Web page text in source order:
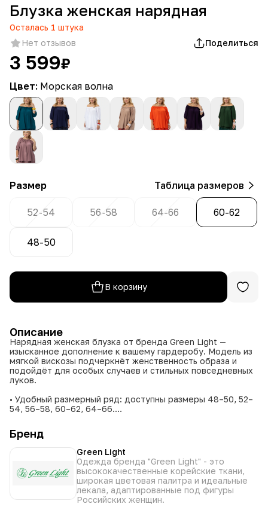
Блузка женская нарядная
Осталась 1 штука
Нет отзывов
Поделиться
3 599₽
Цвет: Морская волна
Размер Таблица размеров
52-54 56-58 64-66 60-62
48-50
В корзину
Описание
Нарядная женская блузка от бренда Green Light —
изысканное дополнение к вашему гардеробу. Модель из
мягкой вискозы подчеркнёт женственность образа и
подойдёт для особых случаев и стильных повседневных
луков.
• Удобный размерный ряд: доступны размеры 48–50, 52–
54, 56–58, 60–62, 64–66.
коралловый, морская волна, пудровый, синий, сиреневый,
фиолетовый.
• 100% вискоза обеспечивает приятные тактильные
ощущения, лёгкость и драпируемость ткани.
• Нарядный дизайн придаёт образу утончённость и
элегантность.
• Универсальный крой гармонично сочетается с разными
низами — юбками, брюками, джинсами.
• Подходит для создания образов на разные случаи: от
Бренд
Green Light
Одежда бренда "Green Light" - это
высококачественные корейские ткани,
широкая цветовая палитра и идеальные
лекала, адаптированные под фигуры
Российских женщин.